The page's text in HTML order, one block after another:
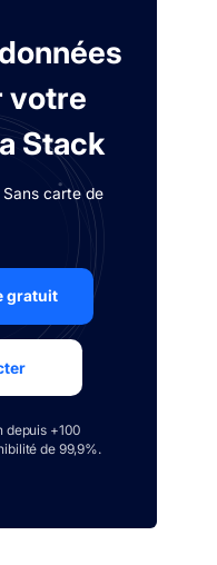
votre
Stack
carte de
gratuit
depuis +100
de 99,9%.